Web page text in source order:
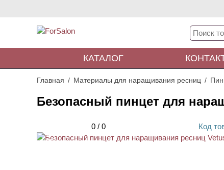
КАТАЛОГ
Главная Материалы для наращивания ресниц
Безопасный пинцет для
0 / 0 Код
ХИТ